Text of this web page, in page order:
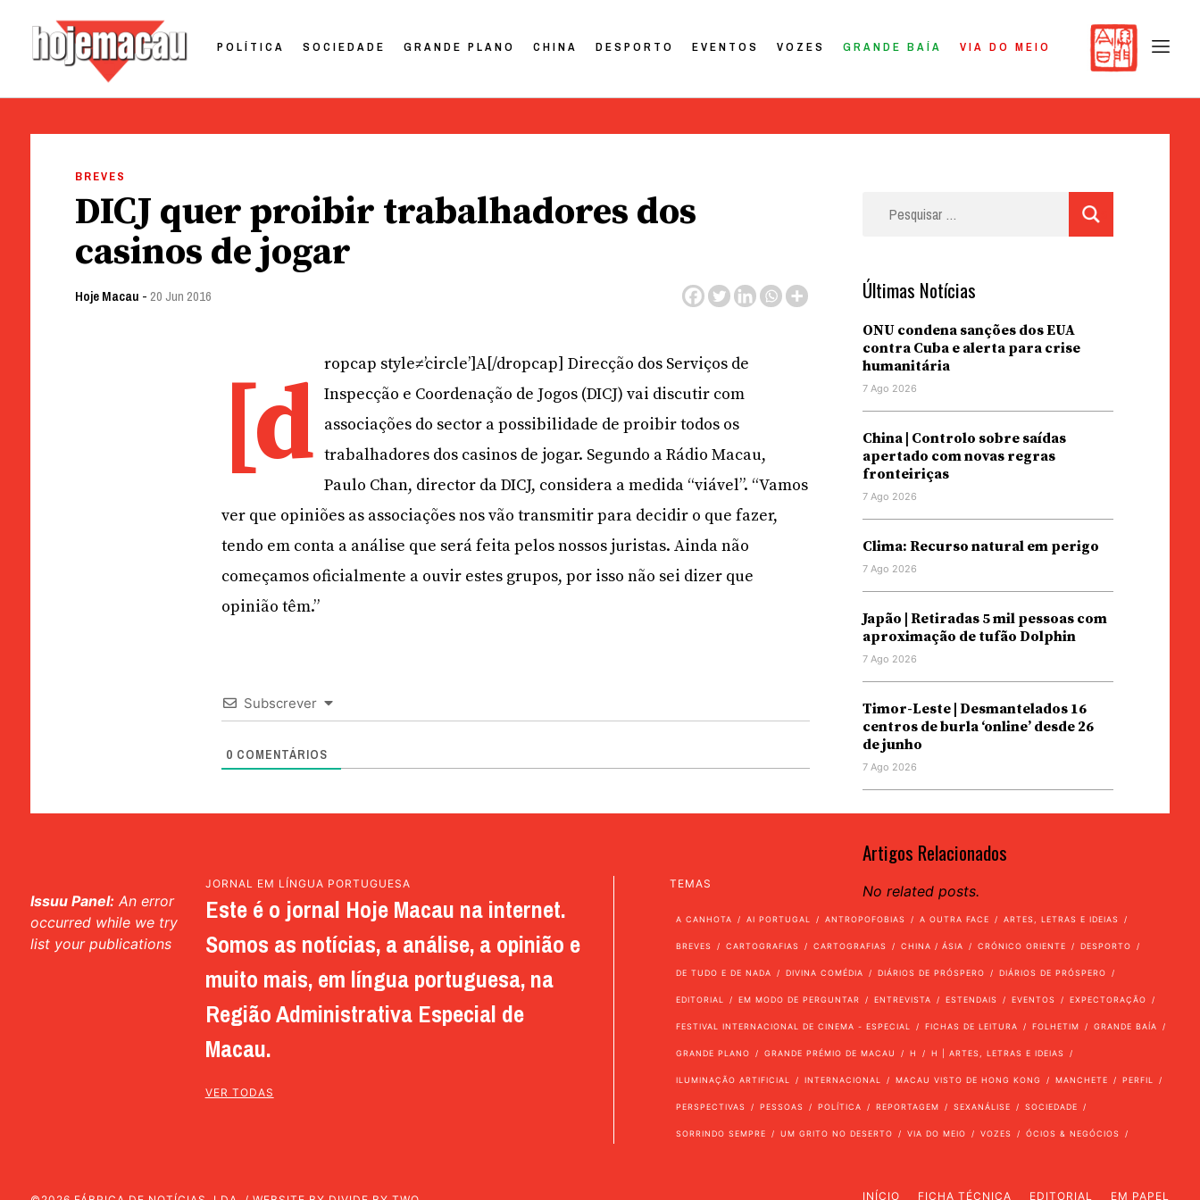
POLÍTICA SOCIEDADE GRANDE PLANO CHINA DESPORTO EVENTOS VOZES GRANDE BAÍA VIA DO MEIO
BREVES
DICJ quer proibir trabalhadores dos
casinos de jogar
Hoje Macau - 20 Jun 2016
[d ropcap style≠’circle’]A[/dropcap] Direcção dos Serviços de
Inspecção e Coordenação de Jogos (DICJ) vai discutir com
associações do sector a possibilidade de proibir todos os
trabalhadores dos casinos de jogar. Segundo a Rádio Macau,
Paulo Chan, director da DICJ, considera a medida “viável”. “Vamos
ver que opiniões as associações nos vão transmitir para decidir o que fazer,
tendo em conta a análise que será feita pelos nossos juristas. Ainda não
começamos oficialmente a ouvir estes grupos, por isso não sei dizer que
opinião têm.”
Subscrever
0 COMENTÁRIOS
Últimas Notícias
ONU condena sanções dos EUA
contra Cuba e alerta para crise
humanitária
7 Ago 2026
China | Controlo sobre saídas
apertado com novas regras
fronteiriças
7 Ago 2026
Clima: Recurso natural em perigo
7 Ago 2026
Japão | Retiradas 5 mil pessoas com
aproximação de tufão Dolphin
7 Ago 2026
Timor-Leste | Desmantelados 16
centros de burla ‘online’ desde 26
de junho
7 Ago 2026
Artigos Relacionados
No related posts.
Issuu Panel: An error
occurred while we try
list your publications
JORNAL EM LÍNGUA PORTUGUESA
Este é o jornal Hoje Macau na internet.
Somos as notícias, a análise, a opinião e
muito mais, em língua portuguesa, na
Região Administrativa Especial de
Macau.
VER TODAS
TEMAS
A CANHOTA AI PORTUGAL ANTROPOFOBIAS A OUTRA FACE ARTES, LETRAS E IDEIAS
BREVES CARTOGRAFIAS CARTOGRAFIAS CHINA / ÁSIA CRÓNICO ORIENTE DESPORTO
DE TUDO E DE NADA DIVINA COMÉDIA DIÁRIOS DE PRÓSPERO DIÁRIOS DE PRÓSPERO
EDITORIAL EM MODO DE PERGUNTAR ENTREVISTA ESTENDAIS EVENTOS EXPECTORAÇÃO
FESTIVAL INTERNACIONAL DE CINEMA - ESPECIAL FICHAS DE LEITURA FOLHETIM GRANDE BAÍA
GRANDE PLANO GRANDE PRÉMIO DE MACAU H H | ARTES, LETRAS E IDEIAS
ILUMINAÇÃO ARTIFICIAL INTERNACIONAL MACAU VISTO DE HONG KONG MANCHETE PERFIL
PERSPECTIVAS PESSOAS POLÍTICA REPORTAGEM SEXANÁLISE SOCIEDADE
SORRINDO SEMPRE UM GRITO NO DESERTO VIA DO MEIO VOZES ÓCIOS & NEGÓCIOS
INÍCIO FICHA TÉCNICA EDITORIAL EM PAPEL